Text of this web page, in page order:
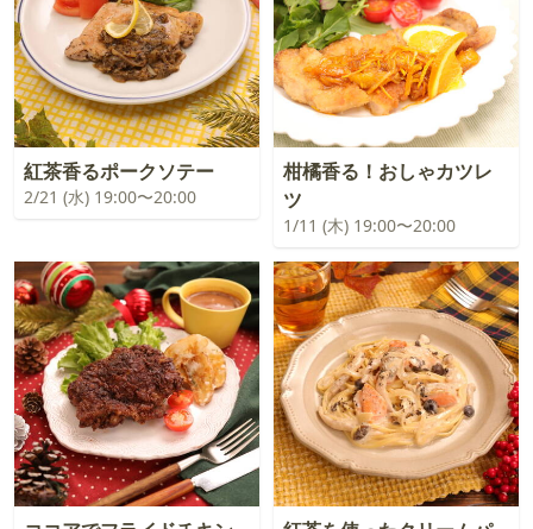
紅茶香るポークソテー
2/21 (水) 19:00〜20:00
柑橘香る！おしゃカツレ
ツ
1/11 (木) 19:00〜20:00